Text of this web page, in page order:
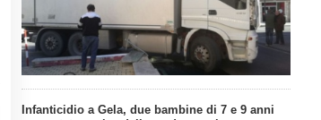
Infanticidio a Gela, due bambine di 7 e 9 anni